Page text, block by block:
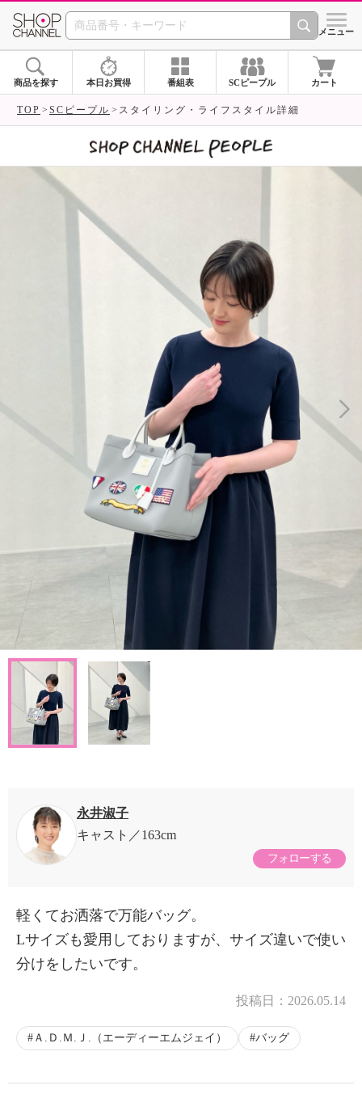
SHOP CHANNEL シメニュー
商品を探す 本日お買得 番組表 SCピープル カート
TOP SCピープル スタイリング・ライフスタイル詳細
永井淑子
キャスト
163cm
フォローする
軽くてお洒落で万能バッグ。
Lサイズも愛用しておりますが、サイズ違いで使い
分けをしたいです。
投稿日： 2026.05.14
Ａ.Ｄ.Ｍ.Ｊ.（エーディーエムジェイ） バッグ